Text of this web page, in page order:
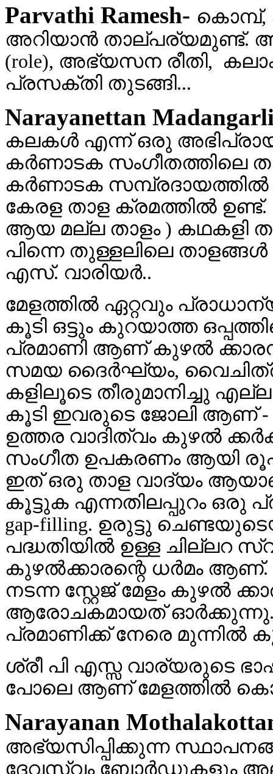
Parvathi Ramesh- കൊമ്പ്,
അറിയാന്‍ താല്പര്യമുണ്ട്.
(role), അഭ്യസന രീതി,
പ്രസക്തി തുടങ്ങി...
Narayanettan
കലകള്‍ എന്ന് ഒരു
കര്‍ണാടക സംഗീതത്തിലെ
കര്‍ണാടക
കേരള താള ക്രമത്തില്‍
ആയ മല്ല താളം ) കഥകളി
പിന്നെ തുള്ളലിലെ താളങ്ങള്‍
എസ്. വാരിയര്‍..
മേളത്തില്‍ ഏറ്റവും
കൂടി ഒട്ടും കുറയാത്ത
പ്രമാണി ആണ് കുഴല്‍
സമയ ദൈര്‍ഘ്യം,
കളിലൂടെ തീരുമാനിച്ചു
കൂടി ഇവരുടെ ജോലി ആണ് -
ഉത്തര വാദിത്വം കുഴല്‍
സംഗീത ഉപകരണം ആയി
ഇത് ഒരു താള വാദ്യം
കൂട്ടുക എന്നതിലപ്പുറം ഒരു
gap-filling. ഉരുട്ടു
പദ്ധതിയില്‍ ഉള്ള ചില്ലറ
കുഴല്‍ക്കാരന്റെ ധര്‍മം ആണ്.
നടന്ന സ്റ്റേജ് മേളം കുഴല്‍
ആരോചകമായത്
പ്രമാണിക്ക് നേരെ മുന്നില്‍
ശ്രീ പി എസ്സ വാര്യരുടെ
പോലെ ആണ് മേളത്തില്‍
Narayanan
അഭ്യസിപ്പിക്കുന്ന
ദേവസ്വം ബോര്‍ഡുകളും